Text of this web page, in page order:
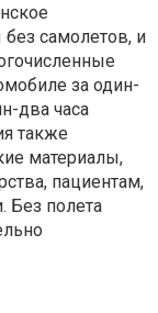
самолетов, и
за один-
два часа
также
материалы,
пациентам,
Без полета